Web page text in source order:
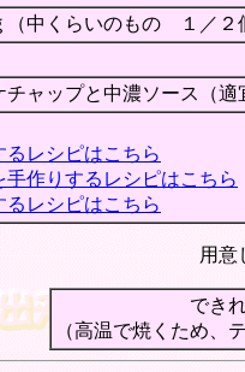
中くらいのもの １／２
チャップと中濃ソース（適
るレシピはこちら
手作りするレシピはこちら
るレシピはこちら
用意
でき
（高温で焼くため